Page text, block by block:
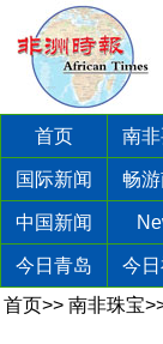
首页 南
国际新闻 畅
中国新闻
今日青岛 今日
首页>> 南非珠宝